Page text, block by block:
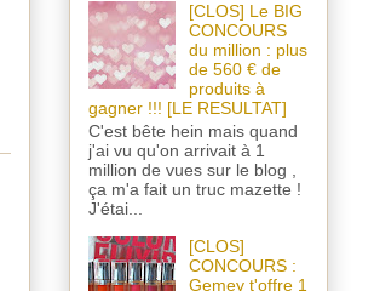
[CLOS] Le BIG
CONCOURS
du million : plus
de 560 € de
produits à
gagner !!! [LE RESULTAT]
C'est bête hein mais quand
j'ai vu qu'on arrivait à 1
million de vues sur le blog ,
ça m'a fait un truc mazette !
J'étai...
[CLOS]
CONCOURS :
Gemey t'offre 1